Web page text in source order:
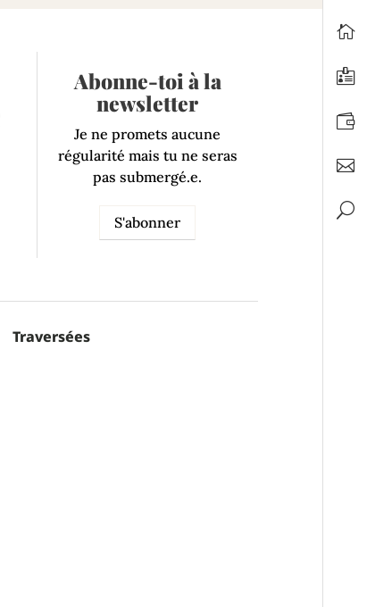
Abonne-toi à la
newsletter
Je ne promets aucune
régularité mais tu ne seras
pas submergé.e.
S'abonner
Traversées